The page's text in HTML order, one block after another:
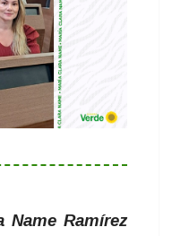
Name Ramírez